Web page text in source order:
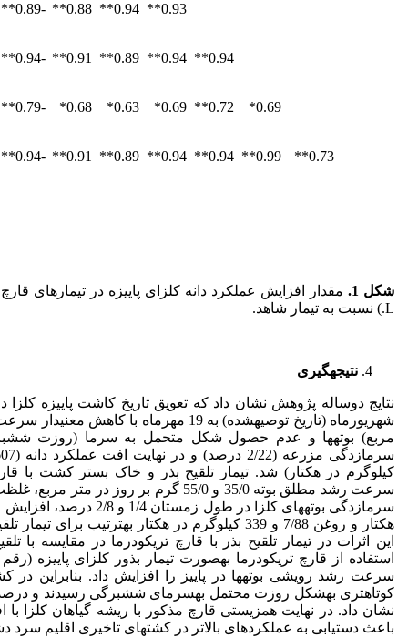
0.93**
0.94**
0.88**
-0.89**
0.94**
0.94**
0.89**
0.91**
-0.94**
0.69*
0.72**
0.69*
0.63*
0.68*
-0.79**
0.73**
0.99**
0.94**
0.94**
0.89**
0.91**
-0.94**
شکل 1.
مقدار افزایش عملکرد دانه کلزای پاییزه در تیمارهای
L.) نسبت به تیمار شاهد.
نتیجه­گیری
مربع) بوته­ها و عدم حصول شکل متحمل به سرما (روزت
کیلوگرم در هکتار) شد. تیمار تلقیح بذر و خاک بستر کشت با
هکتار و روغن 7/88 و 339 کیلوگرم در هکتار به­ترتیب
این اثرات در تیمار تلقیح بذر با قارچ تریکودرما در مقایسه با
استفاده از قارچ تریکودرما به­صورت تیمار بذور کلزای پاییزه
سرعت رشد رویشی بوته­ها در پاییز را افزایش داد. بنابراین در
کوتاه­تری به­شکل روزت محتمل به­سرمای شش­برگی رسیدند و
نشان داد. در نهایت همزیستی قارچ مذکور با ریشه گیاهان کلزا با
باعث دست­یابی به عملکرد­های بالاتر در کشت­های تاخیری اقلیم سرد